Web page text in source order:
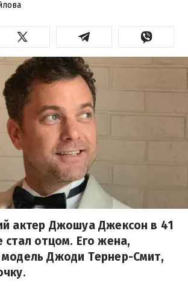
актер Джошуа Джексон в 41
стал отцом. Его жена,
модель Джоди Тернер-Смит,